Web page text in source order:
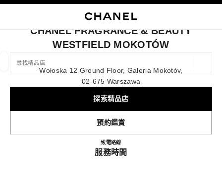
尋找精品店/專賣店
相關建議會顯示在此搜尋列下方
關閉精品店卡片 CHANEL FRAGRANCE & BEAUTY WESTFIELD
CHANEL FRAGRANCE & BEAUTY
WESTFIELD MOKOTÓW
Wołoska 12 Ground Floor, Galeria Mokotóv,
02-675 Warszawa
探索精品店
預約鑑賞
致電882435652
路線CHANEL Fragrance & Beauty
服務時間
篩選結果依據：
眼鏡 腕錶及高級珠寶